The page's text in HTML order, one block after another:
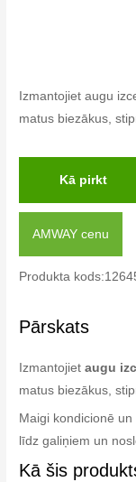
Izmantojiet augu
matus biezākus,
Kā pirkt
AMWAY cenu
Produkta
Pārskats
Izmantojietaugu
matus biezākus,
Maigi kondicionē
līdz galiņiem un
Kā šis